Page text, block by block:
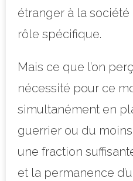
étranger à la
rôle spécifique.
Mais ce que l’on
nécessité pour ce
simultanément en
guerrier ou du
une fraction
et la permanence